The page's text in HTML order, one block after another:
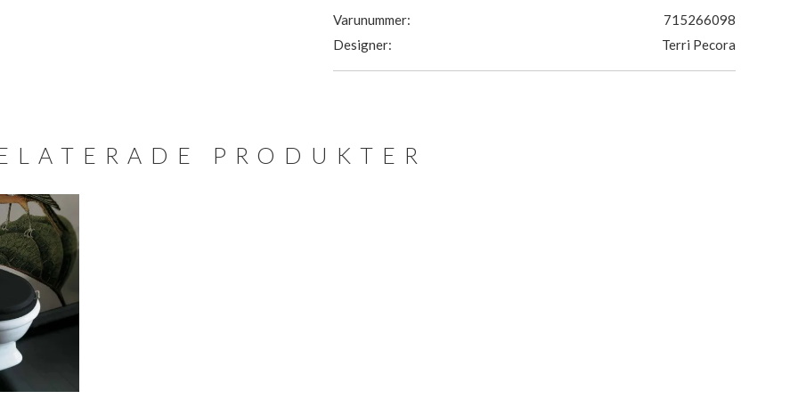
Varunummer:
715266098
Designer:
Terri Pecora
PRODUKTER